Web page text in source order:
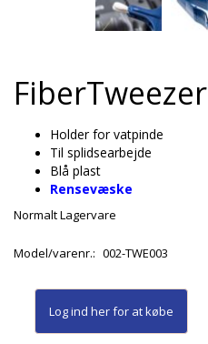
FiberTweezer
Holder for vatpinde
Til splidsearbejde
Blå plast
Rensevæske
Normalt Lagervare
Model/varenr.: 002-TWE003
Log ind herfor at købe